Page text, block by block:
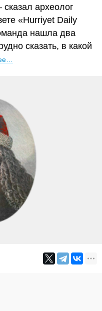
археолог
«Hurriyet Daily
нашла два
сказать, в какой